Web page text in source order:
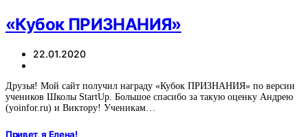
«Кубок ПРИЗНАНИЯ»
22.01.2020
Друзья! Мой сайт получил награду «Кубок ПРИЗНАНИЯ» по версии
учеников Школы StartUp. Большое спасибо за такую оценку Андрею
(yoinfor.ru) и Виктору! Ученикам…
Привет, я Елена!